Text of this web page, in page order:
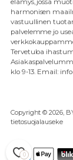
elämys, jossa
harmonisen
vastuullinen
palvelemme jo
Tervetuloa
klo 9-13. Email:
Copyright © 2026,
tietosuojalauseke
0